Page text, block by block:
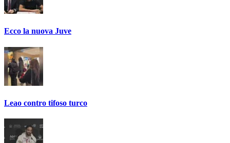
Ecco la nuova Juve
Leao contro tifoso turco